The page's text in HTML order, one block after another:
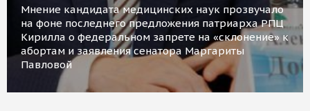
Мнение кандидата медицинских наук прозвучало
на фоне последнего предложения патриарха РПЦ
Кирилла о федеральном запрете на «склонение» к
абортам и заявления сенатора Маргариты
Павловой